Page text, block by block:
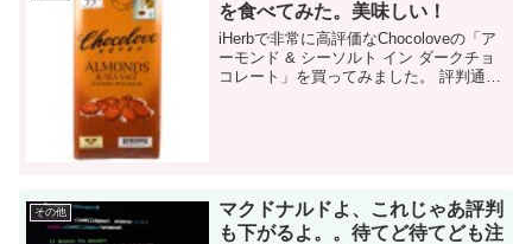
を食べてみた。美味しい！
iHerbで非常に高評価なChocoloveの「ア
ーモンド & シーソルト イン ダークチョ
コレート」を買ってみました。 評判通り
その他
マクドナルドよ、これじゃあ評判
も下がるよ。。待てど待てども注